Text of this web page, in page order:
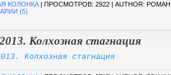
КОЛОНКА | ПРОСМОТРОВ: 2922 | AUTHOR:
(5)
Колхозная стагнация
Колхозная стагнация